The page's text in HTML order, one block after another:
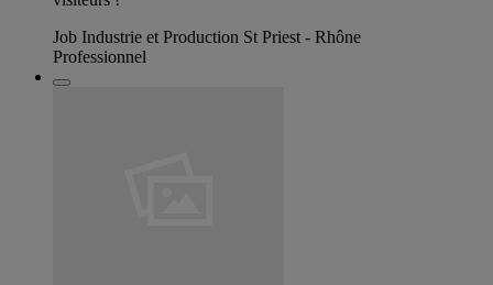
Job Industrie et Production St Priest - Rhône
Professionnel